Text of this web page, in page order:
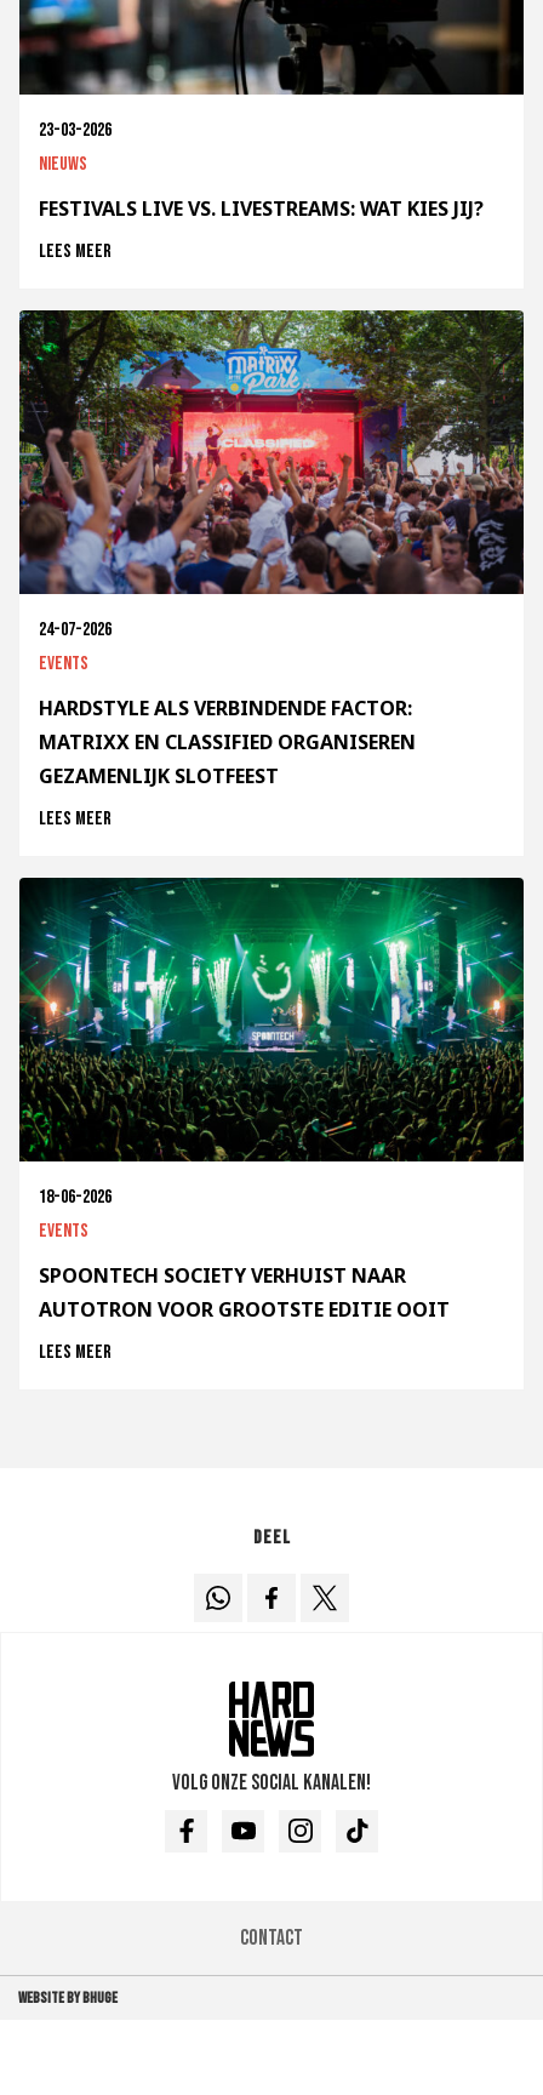
23-03-2026
Nieuws
FESTIVALS LIVE VS. LIVESTREAMS: WAT KIES JIJ?
Lees meer
24-07-2026
Events
HARDSTYLE ALS VERBINDENDE FACTOR:
MATRIXX EN CLASSIFIED ORGANISEREN
GEZAMENLIJK SLOTFEEST
Lees meer
18-06-2026
Events
SPOONTECH SOCIETY VERHUIST NAAR
AUTOTRON VOOR GROOTSTE EDITIE OOIT
Lees meer
Deel
Volg onze social kanalen!
FacebookYoutubeInstagramTikTok
Contact
WEBSITE BY BHUGE